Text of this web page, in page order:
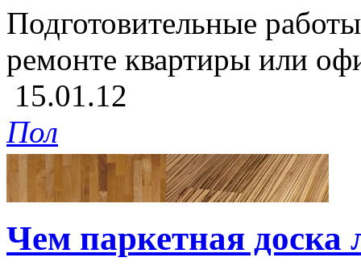
Подготовительные
ремонте квартиры или
15.01.12
Пол
Чем паркетная